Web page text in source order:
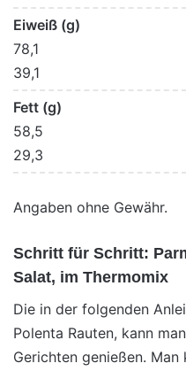
Eiweiß (g)
78,1
39,1
Fett (g)
58,5
29,3
Angaben ohne Gewähr.
Schritt für Schritt:
Salat, im Thermomix
Die in der folgenden
Polenta Rauten, kann
Gerichten genießen.